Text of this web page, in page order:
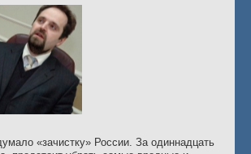
«зачистку» России. За одиннадцать